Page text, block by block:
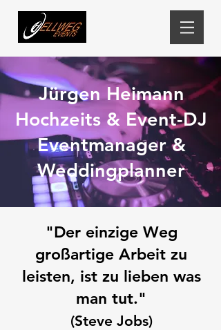
Jürgen Heimann
Hochzeits & Event-DJ
Eventmanager &
Weddingplanner
"Der einzige Weg
großartige Arbeit zu
leisten, ist zu lieben was
man tut."
(Steve Jobs)